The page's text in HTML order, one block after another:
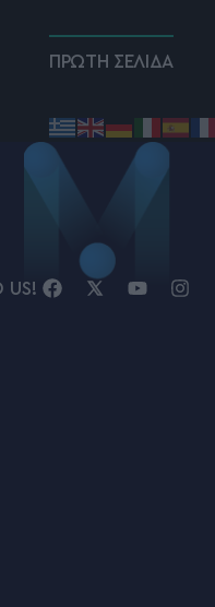
ΠΡΩΤΗ ΣΕΛΙΔΑ
US!